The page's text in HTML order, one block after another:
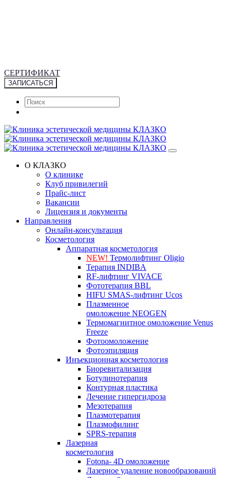
СЕРТИФИКАТ
ЗАПИСАТЬСЯ
О КЛАЗКО
О клинике
Клуб привилегий
Прайс-лист
Вакансии
Лицензия и документы
Направления
Онлайн-консультация
Косметология
Аппаратная косметология
NEW! Термолифтинг Oligio
Терапия INDIBA
RF-лифтинг VIVACE
Фототерапия BBL
HIFU SMAS-лифтинг Ucos
Плазменное
омоложение NEOGEN
Термомагнитное омоложение Venus
Freeze
Фотоомоложение
Фотоэпиляция
Инъекционная косметология
Биоревитализация
Ботулинотерапия
Контурная пластика
Лечение гипергидроза
Мезотерапия
Плазмотерапия
Плазмофилинг
SPRS-терапия
Лазерная
косметология
Fotona- 4D омоложение
Лазерное удаление новообразований